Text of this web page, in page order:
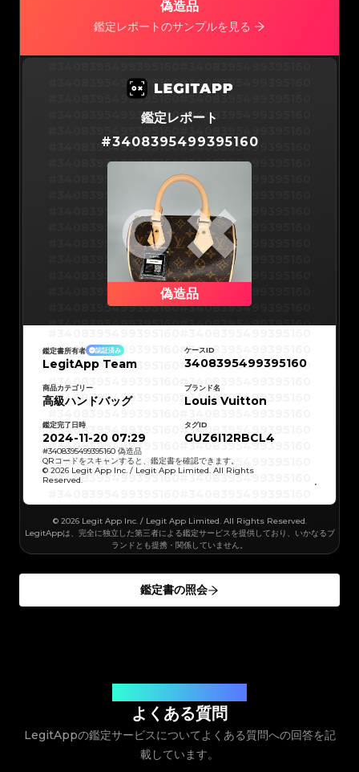
#3066123689299189#3066123689299189
#3066123689299189#3066123689299189
#3066123689299189#3066123689299189
#3066123689299189#3066123689299189
#3066123689299189 #3066123689299189
#3066123689299189
#3066123689299189
#3066123689299189#3066123689299189
#3066123689299189#3066123689299189
#3066123689299189#3066123689299189
#3066123689299189
#3066123689299189
#3066123689299189
#3066123689299189
#3066123689299189#3066123689299189
#3066123689299189#3066123689299189
#3066123689299189#3066123689299189
#3066123689299189#3066123689299189
#3066123689299189#3066123689299189
#3066123689299189#3066123689299189
#3066123689299189
#3066123689299189
#3066123689299189
#3066123689299189
#3066123689299189
#3066123689299189
#3066123689299189
#3066123689299189
#3066123689299189
#3066123689299189
#3066123689299189
#3066123689299189#3066123689299189
#3066123689299189
#3066123689299189#3066123689299189
#3066123689299189#3066123689299189
#3066123689299189#3066123689299189
#3066123689299189#3066123689299189
#3066123689299189#3066123689299189
#3066123689299189#3066123689299189
#3066123689299189 #3066123689299189
#3066123689299189#3066123689299189
#3066123689299189#3066123689299189
#3066123689299189#3066123689299189
#3066123689299189#3066123689299189
#3066123689299189#3066123689299189
#3066123689299189#3066123689299189
#3066123689299189#3066123689299189
#3066123689299189#3066123689299189
#3066123689299189
#3066123689299189
#3066123689299189#3066123689299189
#3066123689299189
#3066123689299189
#3066123689299189#3066123689299189
#3066123689299189#3066123689299189
#3066123689299189#3066123689299189
#3066123689299189#3066123689299189
#3066123689299189#3066123689299189
#3066123689299189#3066123689299189
#3066123689299189#3066123689299189
#3066123689299189
#3066123689299189
#3066123689299189
#3066123689299189
#3066123689299189
#3066123689299189
#3066123689299189
#3066123689299189
#3066123689299189
#3066123689299189
#3066123689299189
#3066123689299189#3066123689299189
#3066123689299189#3066123689299189
#3066123689299189#3066123689299189
#3066123689299189#3066123689299189
#3066123689299189#3066123689299189
#3066123689299189#3066123689299189
#3066123689299189#3066123689299189
#3066123689299189#3066123689299189
#3066123689299189#3066123689299189
#3066123689299189#3066123689299189
#3066123689299189#3066123689299189
#3066123689299189#3066123689299189
#3066123689299189#3066123689299189
#3066123689299189
#3066123689299189
#3066123689299189 #3066123689299189
偽造品
鑑定レポートのサンプルを見る
#3408395499395160#3408395499395160
#3408395499395160#3408395499395160
#3408395499395160#3408395499395160
#3408395499395160#3408395499395160
#3408395499395160#3408395499395160
#3408395499395160#3408395499395160
#3408395499395160
#3408395499395160
#3408395499395160
#3408395499395160
#3408395499395160#3408395499395160
#3408395499395160#3408395499395160
#3408395499395160#3408395499395160
#3408395499395160#3408395499395160
#3408395499395160#3408395499395160
#3408395499395160#3408395499395160
#3408395499395160#3408395499395160
#3408395499395160
#3408395499395160
#3408395499395160
#3408395499395160
#3408395499395160
#3408395499395160
#3408395499395160
#3408395499395160
#3408395499395160
#3408395499395160
#3408395499395160
#3408395499395160
#3408395499395160
#3408395499395160#3408395499395160
#3408395499395160
#3408395499395160#3408395499395160
#3408395499395160#3408395499395160
#3408395499395160#3408395499395160
#3408395499395160
#3408395499395160
#3408395499395160#3408395499395160
#3408395499395160 #3408395499395160
#3408395499395160 #3408395499395160
#3408395499395160#3408395499395160
#3408395499395160#3408395499395160
鑑定レポート
#3408395499395160
偽造品
#3408395499395160
#3408395499395160
#3408395499395160
#3408395499395160
#3408395499395160
#3408395499395160
#3408395499395160
#3408395499395160
#3408395499395160
#3408395499395160
#3408395499395160
#3408395499395160
#3408395499395160#3408395499395160
#3408395499395160#3408395499395160
#3408395499395160#3408395499395160
#3408395499395160#3408395499395160
#3408395499395160#3408395499395160
#3408395499395160#3408395499395160
#3408395499395160#3408395499395160
#3408395499395160#3408395499395160
#3408395499395160#3408395499395160
#3408395499395160#3408395499395160
#3408395499395160#3408395499395160
#3408395499395160#3408395499395160
#3408395499395160#3408395499395160
#3408395499395160 #3408395499395160
鑑定書所有者 認証済み
LegitApp Team
ケースID
3408395499395160
商品カテゴリー
高級ハンドバッグ
ブランド名
Louis Vuitton
鑑定完了日時
2024-11-20 07:29
タグID
GUZ6I12RBCL4
#3408395499395160 偽造品
QRコードをスキャンすると、鑑定書を確認できます。
© 2026 Legit App Inc. / Legit App Limited. All Rights
Reserved.
© 2026 Legit App Inc. / Legit App Limited. All Rights Reserved.
LegitAppは、完全に独立した第三者による鑑定サービスを提供しており、いかなるブ
ランドとも提携・関係していません。
鑑定書の照会
よくある質問
LegitAppの鑑定サービスについてよくある質問への回答を記
載しています。